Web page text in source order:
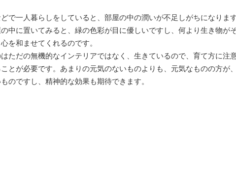
で一人暮らしをしていると、部屋の中の潤いが不足しがちになりま
中に置いてみると、緑の色彩が目に優しいですし、何より生き物が
を和ませてくれるのです。
ただの無機的なインテリアではなく、生きているので、育て方に注
とが必要です。あまりの元気のないものよりも、元気なものの方が
のですし、精神的な効果も期待できます。